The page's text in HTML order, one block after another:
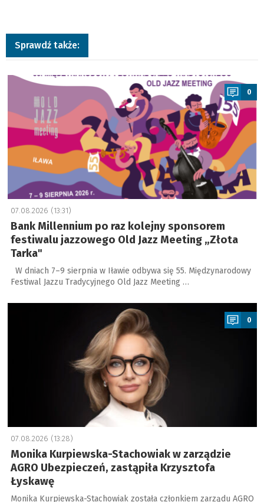
Sprawdź także:
a
0
07.08.2026 (13:31)
Bank Millennium po raz kolejny sponsorem
festiwalu jazzowego Old Jazz Meeting „Złota
Tarka"
W dniach 7–9 sierpnia w Iławie odbywa się 55. Międzynarodowy
Festiwal Jazzu Tradycyjnego Old Jazz Meeting …
a
0
07.08.2026 (13:28)
Monika Kurpiewska-Stachowiak w zarządzie
AGRO Ubezpieczeń, zastąpiła Krzysztofa
Łyskawę
Monika Kurpiewska-Stachowiak została członkiem zarządu AGRO